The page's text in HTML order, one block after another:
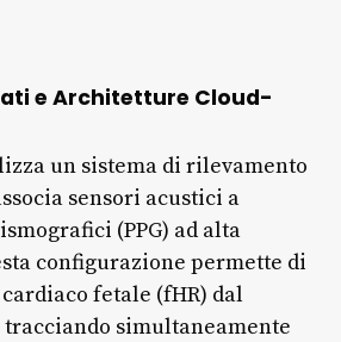
e Architetture Cloud-
un sistema di rilevamento
sensori acustici a
(PPG) ad alta
configurazione permette di
fetale (fHR) dal
simultaneamente